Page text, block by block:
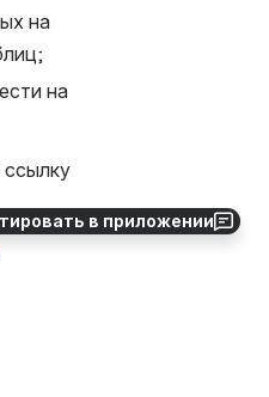
в приложении
на
на